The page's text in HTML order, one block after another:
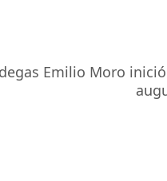
Emilio Moro